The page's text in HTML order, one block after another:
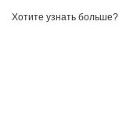
Хотите узнать